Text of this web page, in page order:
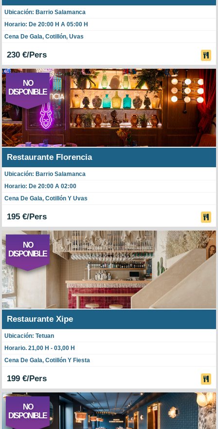
Ubicación: Barrio Salamanca
Horario: De 20:00 H A 05:00 H
Cena De Gala, Cotillón, Uvas
230 €/Pers
NO
DISPONIBLE
Restaurante Florencia
Ubicación: Barrio Salamanca
Horario: De 20:00 A 02:00
Cena De Gala, Cotillón Y Uvas
195 €/Pers
NO
DISPONIBLE
Restaurante Xipe
Ubicación: Tetuan
Horario. 21,00 H - 03,00 H
Cena De Gala, Cotillón Y Fiesta
199 €/Pers
NO
DISPONIBLE